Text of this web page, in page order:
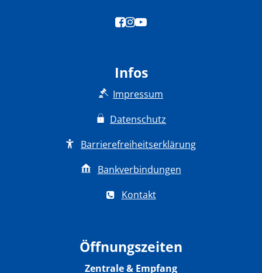
Infos
Impressum
Datenschutz
Barrierefreiheitserklärung
Bankverbindungen
Kontakt
Öffnungszeiten
Zentrale & Empfang